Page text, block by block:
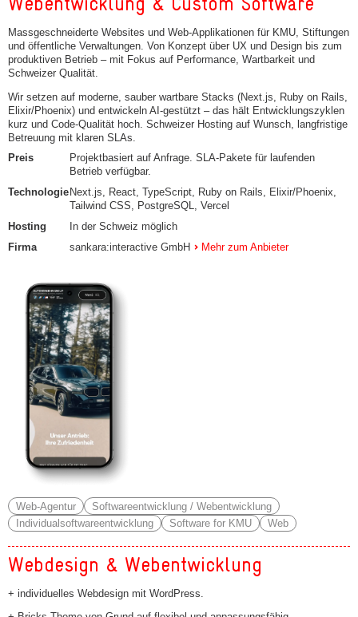
Massgeschneiderte Websites und Web-Applikationen für KMU, Stiftungen
und öffentliche Verwaltungen. Von Konzept über UX und Design bis zum
produktiven Betrieb – mit Fokus auf Performance, Wartbarkeit und
Schweizer Qualität.
Wir setzen auf moderne, sauber wartbare Stacks (Next.js, Ruby on Rails,
Elixir/Phoenix) und entwickeln AI-gestützt – das hält Entwicklungszyklen
kurz und Code-Qualität hoch. Schweizer Hosting auf Wunsch, langfristige
Betreuung mit klaren SLAs.
Preis
Projektbasiert auf Anfrage. SLA-Pakete für laufenden
Betrieb verfügbar.
Technologie Next.js, React, TypeScript, Ruby on Rails, Elixir/Phoenix,
Tailwind CSS, PostgreSQL, Vercel
Hosting
In der Schweiz möglich
Firma
sankara:interactive GmbH Mehr zum Anbieter
Web-Agentur
Softwareentwicklung / Webentwicklung
Individualsoftwareentwicklung
Software for KMU Web
Webdesign & Webentwicklung
+ individuelles Webdesign mit WordPress.